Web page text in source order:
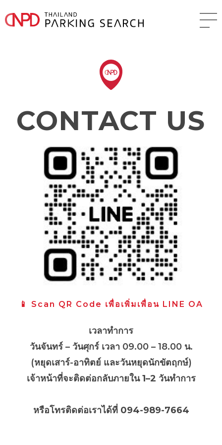
CONTACT US
📱 Scan QR Code เพื่อเพิ่มเพื่อน LINE OA
เวลาทำการ
วันจันทร์ – วันศุกร์ เวลา 09.00 – 18.00 น.
(หยุดเสาร์-อาทิตย์ และวันหยุดนักขัตฤกษ์)
เจ้าหน้าที่จะติดต่อกลับภายใน1–2 วันทำการ
หรือโทรติดต่อเราได้ที่ 094-989-7664